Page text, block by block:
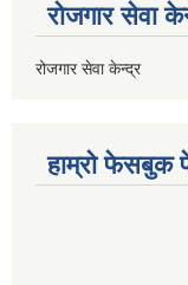
रोजगार सेवा
रोजगार सेवा केन्द्र
हाम्राे फेसबुक